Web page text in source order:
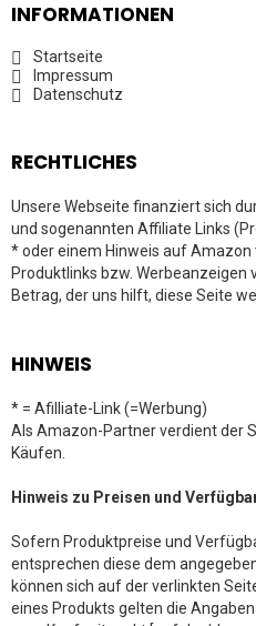
INFORMATIONEN
Startseite
Impressum
Datenschutz
RECHTLICHES
Unsere Webseite finanziert sich
und sogenannten Affiliate Links
* oder einem Hinweis auf Amazon
Produktlinks bzw. Werbeanzeigen
Betrag, der uns hilft, diese Seite
HINWEIS
* = Afilliate-Link (=Werbung)
Als Amazon-Partner verdient der
Käufen.
Hinweis zu Preisen und
Sofern Produktpreise und
entsprechen diese dem
können sich auf der verlinkten
eines Produkts gelten die